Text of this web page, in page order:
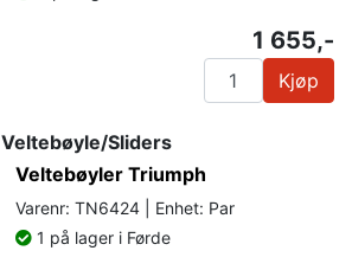
1 655,-
Kjøp
Veltebøyle/Sliders
Veltebøyler Triumph
Varenr: TN6424 | Enhet: Par
1 på lager i Førde